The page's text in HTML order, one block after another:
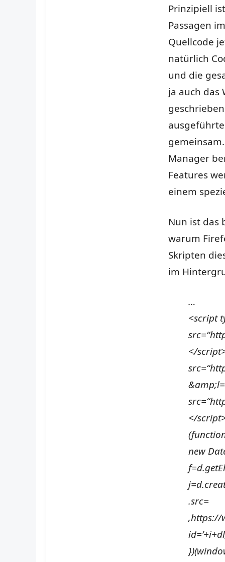
Prinzipiell
Passagen
Quellcode
natürlich
und die
ja auch das
Manager
Features
einem
Nun ist das
warum
Skripten
im
…
<script
</
</
new
.src=